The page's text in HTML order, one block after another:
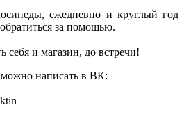
ежедневно и круглый год
за помощью.
себя и магазин, до встречи!
написать в ВК: